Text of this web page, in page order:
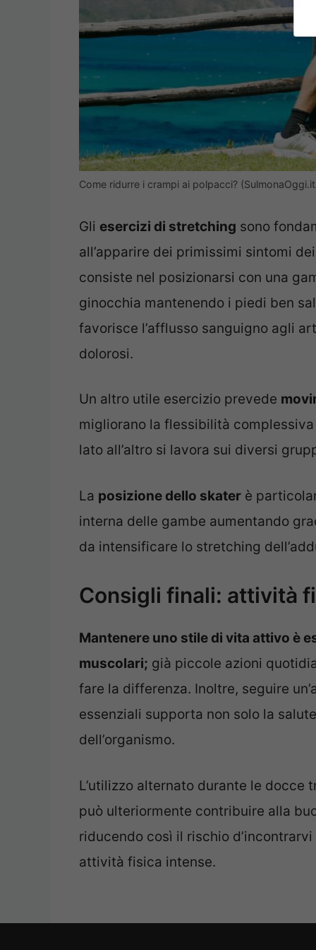
Come ridurre i crampi ai polpacci?
Gli esercizi di stretching sono
all’apparire dei primissimi sintomi
consiste nel posizionarsi con una
ginocchia mantenendo i piedi ben
favorisce l’afflusso sanguigno agli
dolorosi.
Un altro utile esercizio prevede
migliorano la flessibilità
lato all’altro si lavora sui diversi
La posizione dello skater è
interna delle gambe aumentando
da intensificare lo stretching
Consigli finali: attività
Mantenere uno stile di vita attivo è
muscolari; già piccole azioni
fare la differenza. Inoltre, seguire
essenziali supporta non solo la
dell’organismo.
L’utilizzo alternato durante le
può ulteriormente contribuire alla
riducendo così il rischio
attività fisica intense.